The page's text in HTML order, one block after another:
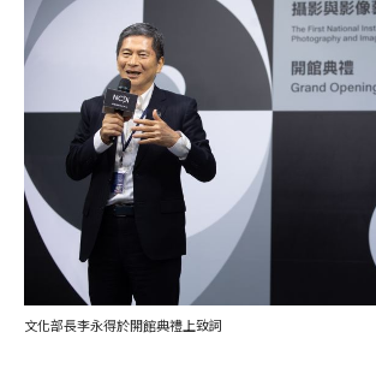
文化部長李永得於開館典禮上致詞